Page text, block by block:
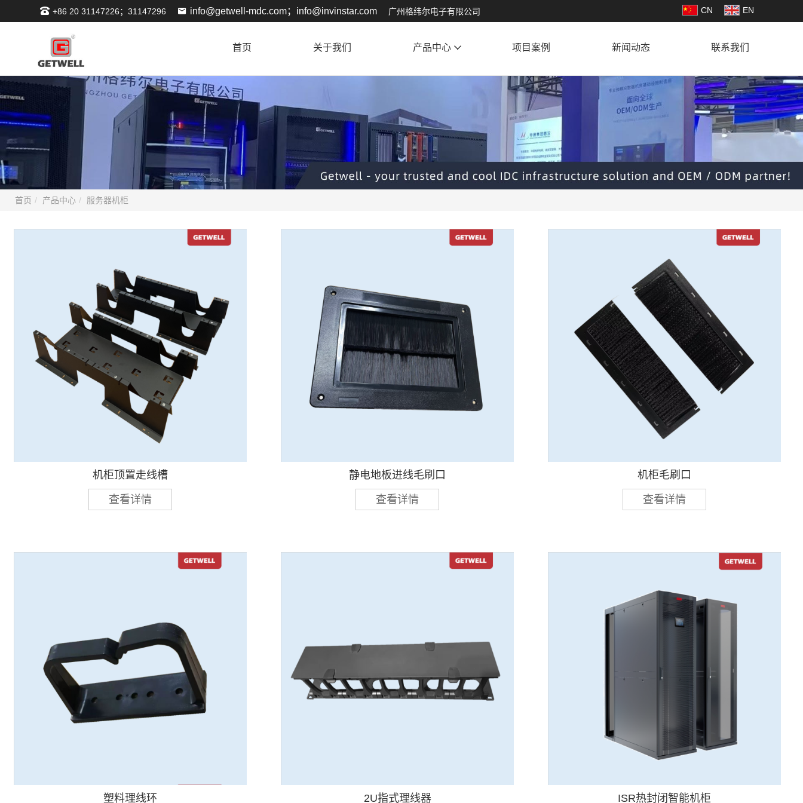
+86 20 31147226；31147296 info@getwell-mdc.com；info@invinstar.com 广州格纬尔电子有限公司 CN EN
首页 关于我们 产品中心 项目案例 新闻动态 联系我们
首页 产品中心 服务器机柜
机柜顶置走线槽
查看详情
静电地板进线毛刷口
查看详情
机柜毛刷口
查看详情
塑料理线环 2U指式理线器 ISR热封闭智能机柜